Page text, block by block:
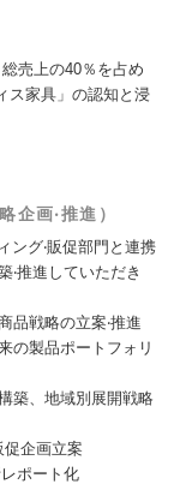
売上の40％を占め
ス家具」の認知と浸
企画‧推進）
ング‧販促部⾨と連携
‧推進していただき
品戦略の⽴案‧推進
の製品ポートフォリ
築、地域別展開戦略
促企画⽴案
ポート化